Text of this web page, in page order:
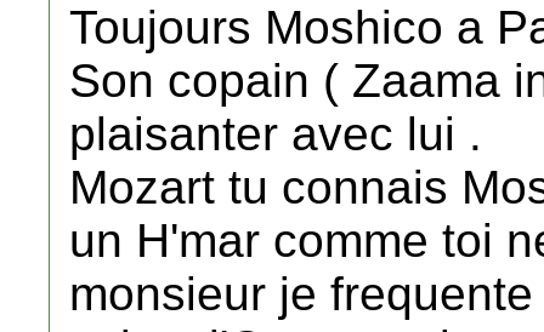
Toujours Moshico a
Son copain ( Zaama
plaisanter avec lui .
Mozart tu connais
un H'mar comme toi
monsieur je